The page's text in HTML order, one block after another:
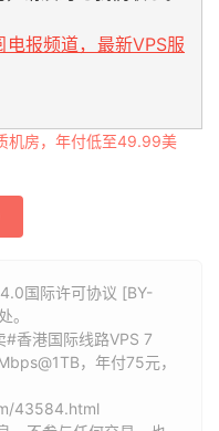
电报频道，最新VPS服
机房，年付低至49.99美
国际许可协议 [BY-
。
香港国际线路VPS 7
，年付75元，
43584.html